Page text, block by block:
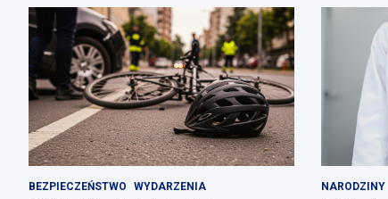
BEZPIECZEŃSTWO WYDARZENIA NARODZINY